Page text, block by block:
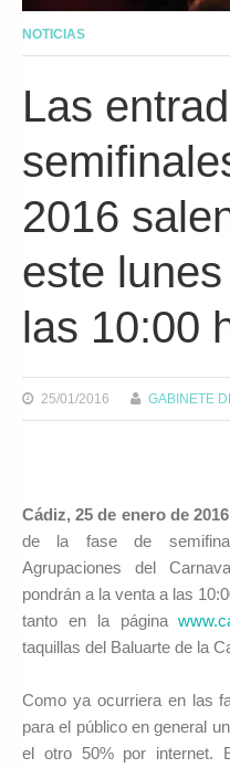
NOTICIAS
Las
2016
este
las 10:00
25/01/2016 GABINETE
Cádiz, 25 de enero de
de la fase de
Agrupaciones del
pondrán a la venta a las
tanto en la página
taquillas del Baluarte de la
Como ya ocurriera en las
para el público en general
el otro 50% por internet.